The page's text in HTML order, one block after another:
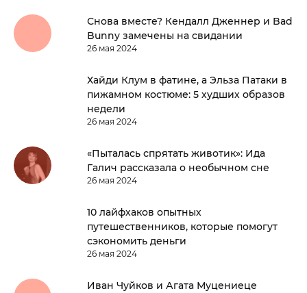
Снова вместе? Кендалл Дженнер и Bad
Bunny замечены на свидании
26 мая 2024
Хайди Клум в фатине, а Эльза Патаки в
пижамном костюме: 5 худших образов
недели
26 мая 2024
«Пыталась спрятать животик»: Ида
Галич рассказала о необычном сне
26 мая 2024
10 лайфхаков опытных
путешественников, которые помогут
сэкономить деньги
26 мая 2024
Иван Чуйков и Агата Муцениеце